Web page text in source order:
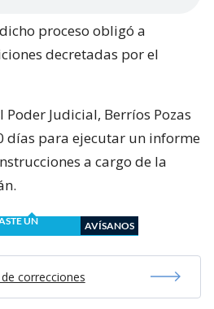
proceso obligó a
decretadas por el
Judicial, Berríos Pozas
días para ejecutar un informe
a cargo de la
UN
AVÍSANOS
correcciones